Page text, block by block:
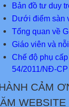
Bản đồ tư duy
Dưới điểm sàn
Tổng quan về
Giáo viên và
Chế độ phụ
54/2011/NĐ-CP
CẢM